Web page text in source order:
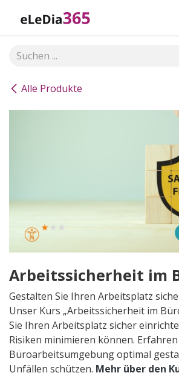
Alle Produkte
Arbeitssicherheit im
Gestalten Sie Ihren Arbeitsplatz
Unser Kurs „Arbeitssicherheit im
Sie Ihren Arbeitsplatz sicher
Risiken minimieren können. Erfahren
Büroarbeitsumgebung optimal
Unfällen schützen. Mehr über den